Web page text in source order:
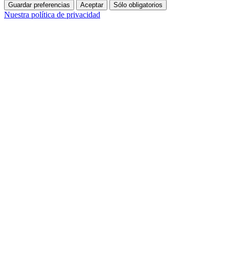
Guardar preferencias Aceptar Sólo obligatorios
Nuestra política de privacidad